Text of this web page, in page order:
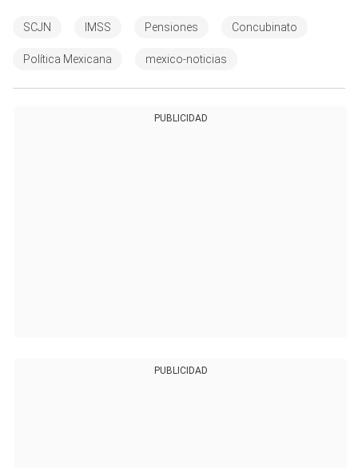
SCJN IMSS Pensiones Concubinato
Política Mexicana mexico-noticias
PUBLICIDAD
PUBLICIDAD